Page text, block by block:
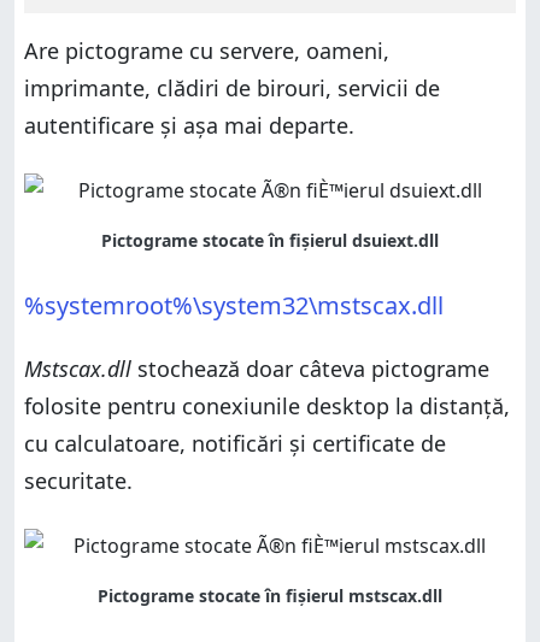
Are pictograme cu servere, oameni,
imprimante, clădiri de birouri, servicii de
autentificare și așa mai departe.
%systemroot%\system32\mstscax.dll
Mstscax.dll stochează doar câteva pictograme
folosite pentru conexiunile desktop la distanţă,
cu calculatoare, notificări și certificate de
securitate.